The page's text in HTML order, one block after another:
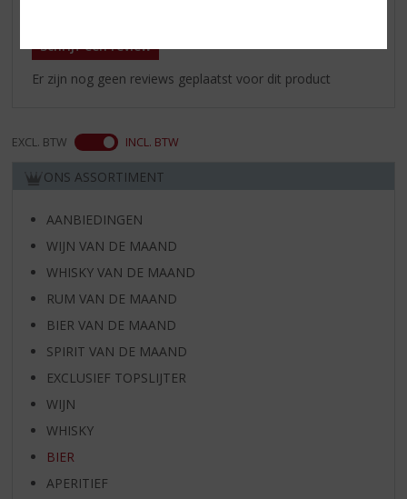
Schrijf een review
Er zijn nog geen reviews geplaatst voor dit product
EXCL. BTW INCL. BTW
ONS ASSORTIMENT
AANBIEDINGEN
WIJN VAN DE MAAND
WHISKY VAN DE MAAND
RUM VAN DE MAAND
BIER VAN DE MAAND
SPIRIT VAN DE MAAND
EXCLUSIEF TOPSLIJTER
WIJN
WHISKY
BIER
APERITIEF